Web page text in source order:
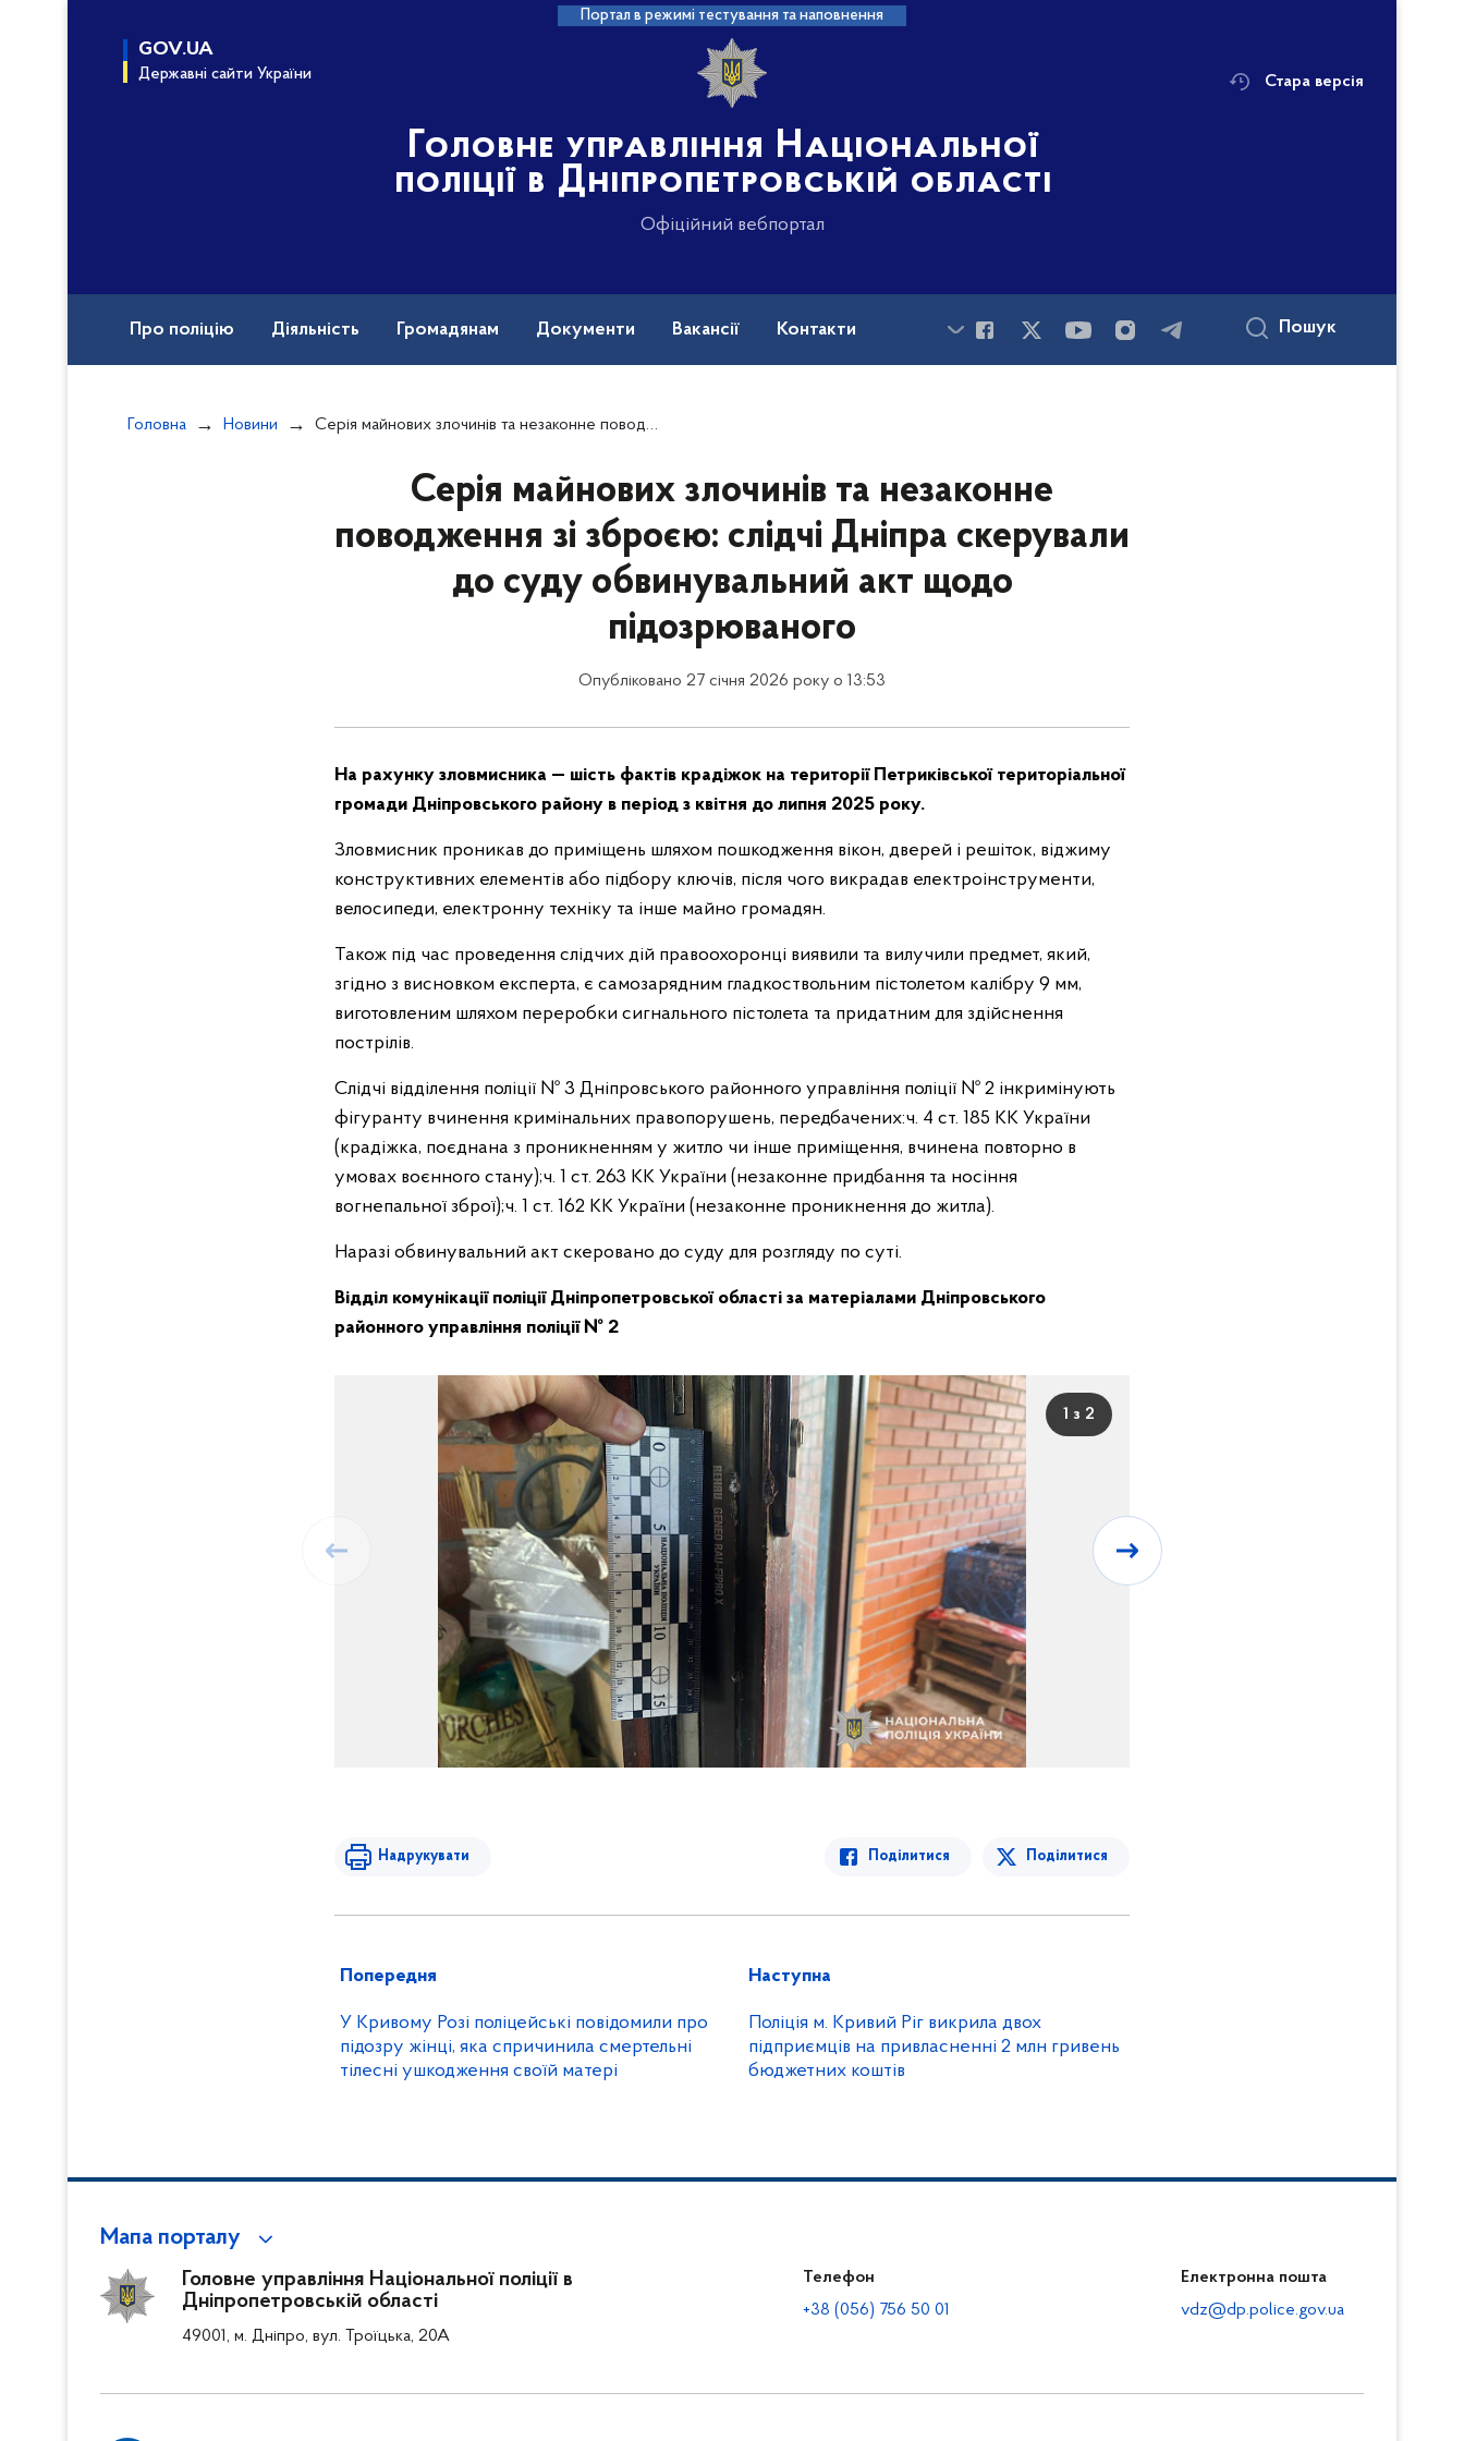
Портал в режимі тестування та наповнення
GOV.UA
Державні сайти України
Головне управління Національної
поліції в Дніпропетровській області
Офіційний вебпортал
Стара версія
Про поліцію Діяльність Громадянам Документи Вакансії Контакти Пошук
Головна Новини Серія майнових злочинів та незаконне поводження зі зброєю: слідчі Дніпра скерували до суду обвинувальний акт щодо підозрюваного
Серія майнових злочинів та незаконне
поводження зі зброєю: слідчі Дніпра скерували
до суду обвинувальний акт щодо
підозрюваного
Опубліковано 27 січня 2026 року о 13:53
На рахунку зловмисника — шість фактів крадіжок на території Петриківської територіальної
громади Дніпровського району в період з квітня до липня 2025 року.
Зловмисник проникав до приміщень шляхом пошкодження вікон, дверей і решіток, віджиму
конструктивних елементів або підбору ключів, після чого викрадав електроінструменти,
велосипеди, електронну техніку та інше майно громадян.
Також під час проведення слідчих дій правоохоронці виявили та вилучили предмет, який,
згідно з висновком експерта, є самозарядним гладкоствольним пістолетом калібру 9 мм,
виготовленим шляхом переробки сигнального пістолета та придатним для здійснення
пострілів.
Слідчі відділення поліції № 3 Дніпровського районного управління поліції № 2 інкримінують
фігуранту вчинення кримінальних правопорушень, передбачених:ч. 4 ст. 185 КК України
(крадіжка, поєднана з проникненням у житло чи інше приміщення, вчинена повторно в
умовах воєнного стану);ч. 1 ст. 263 КК України (незаконне придбання та носіння
вогнепальної зброї);ч. 1 ст. 162 КК України (незаконне проникнення до житла).
Наразі обвинувальний акт скеровано до суду для розгляду по суті.
Відділ комунікації поліції Дніпропетровської області за матеріалами Дніпровського
районного управління поліції № 2
1 з 2
Надрукувати Поділитися Поділитися
Попередня
У Кривому Розі поліцейські повідомили про
підозру жінці, яка спричинила смертельні
тілесні ушкодження своїй матері
Наступна
Поліція м. Кривий Ріг викрила двох
підприємців на привласненні 2 млн гривень
бюджетних коштів
Мапа порталу
Головне управління Національної поліції в
Дніпропетровській області
49001, м. Дніпро, вул. Троїцька, 20А
Телефон
+38 (056) 756 50 01
Електронна пошта
vdz@dp.police.gov.ua